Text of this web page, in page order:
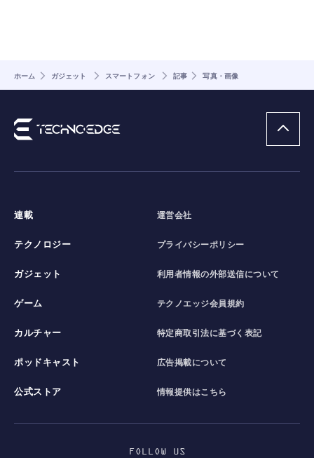
ホーム ガジェット スマートフォン 記事 写真・画像
連載
テクノロジー
ガジェット
ゲーム
カルチャー
ポッドキャスト
公式ストア
運営会社
プライバシーポリシー
利用者情報の外部送信について
テクノエッジ会員規約
特定商取引法に基づく表記
広告掲載について
情報提供はこちら
FOLLOW US